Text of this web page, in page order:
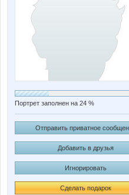
Портрет заполнен на 24 %
Отправить приватное
Добавить в друзья
Игнорировать
Сделать подарок